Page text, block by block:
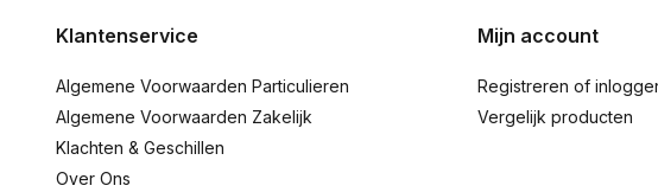
Klantenservice
Algemene Voorwaarden Particulieren
Algemene Voorwaarden Zakelijk
Klachten & Geschillen
Over Ons
Mijn account
Registreren of
Vergelijk producten